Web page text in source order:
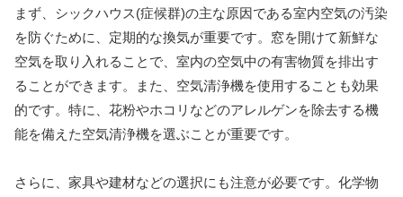
まず、シックハウス(症候群)の主な原因である室内空気の汚染
を防ぐために、定期的な換気が重要です。窓を開けて新鮮な
空気を取り入れることで、室内の空気中の有害物質を排出す
ることができます。また、空気清浄機を使用することも効果
的です。特に、花粉やホコリなどのアレルゲンを除去する機
能を備えた空気清浄機を選ぶことが重要です。
さらに、家具や建材などの選択にも注意が必要です。化学物